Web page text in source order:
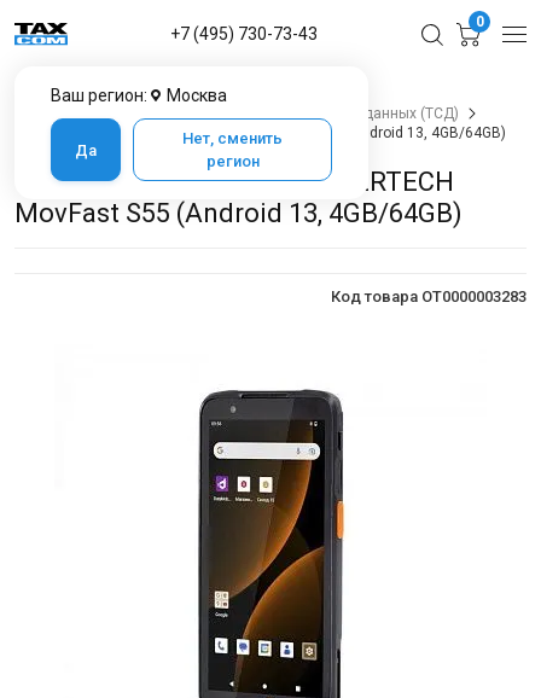
Ваш регион: Москва
Да
Нет, сменить
регион
+7 (495) 730-73-43
0
Терминалы сбора данных (ТСД)
Терминал сбора данных MERTECH MovFast S55 (Android 13, 4GB/64GB)
Терминал сбора данных MERTECH
MovFast S55 (Android 13, 4GB/64GB)
Код товара OT0000003283